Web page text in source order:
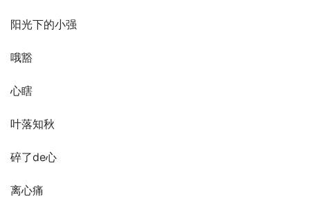
阳光下的小强
哦豁
心瞎
叶落知秋
碎了de心
离心痛